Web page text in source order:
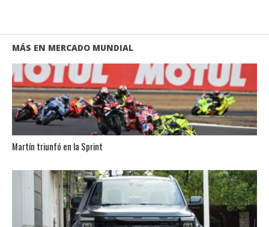
MÁS EN MERCADO MUNDIAL
Martín triunfó en la Sprint